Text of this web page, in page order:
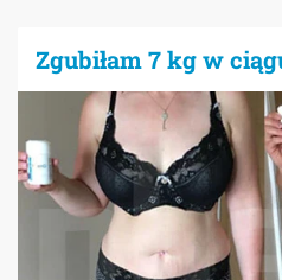
Zgubiłam 7 kg w